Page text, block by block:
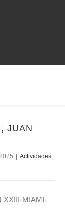
JUAN
Actividades,
XXIII-MIAMI-